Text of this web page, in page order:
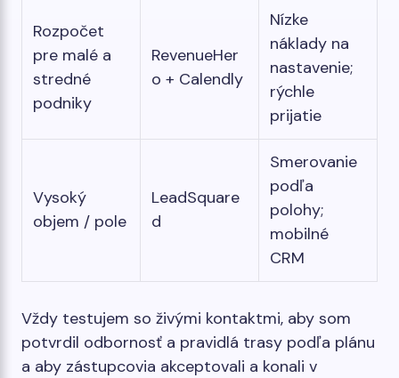
Rozpočet
pre malé a
stredné
podniky
RevenueHer
o + Calendly
Nízke
náklady na
nastavenie;
rýchle
prijatie
Vysoký
objem / pole
LeadSquare
d
Smerovanie
podľa
polohy;
mobilné
CRM
Vždy testujem so živými kontaktmi, aby som
potvrdil odbornosť a pravidlá trasy podľa plánu
a aby zástupcovia akceptovali a konali v